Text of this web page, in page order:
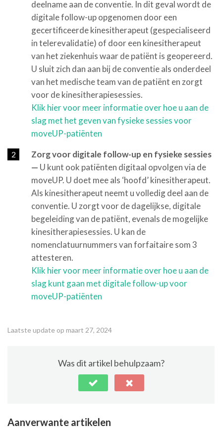
deelname aan de conventie. In dit geval wordt de
digitale follow-up opgenomen door een
gecertificeerde kinesitherapeut (gespecialiseerd
in telerevalidatie) of door een kinesitherapeut
van het ziekenhuis waar de patiënt is geopereerd.
U sluit zich dan aan bij de conventie als onderdeel
van het medische team van de patiënt en zorgt
voor de kinesitherapiesessies.
Klik hier voor meer informatie over hoe u aan de
slag met het geven van fysieke sessies voor
moveUP-patiënten
Zorg voor digitale follow-up en fysieke sessies
— U kunt ook patiënten digitaal opvolgen via de
moveUP. U doet mee als ‘hoofd’ kinesitherapeut.
Als kinesitherapeut neemt u volledig deel aan de
conventie. U zorgt voor de dagelijkse, digitale
begeleiding van de patiënt, evenals de mogelijke
kinesitherapiesessies. U kan de
nomenclatuurnummers van forfaitaire som 3
attesteren.
Klik hier voor meer informatie over hoe u aan de
slag kunt gaan met digitale follow-up voor
moveUP-patiënten
Laatste update op maart 27, 2024
Was dit artikel behulpzaam?
Aanverwante artikelen